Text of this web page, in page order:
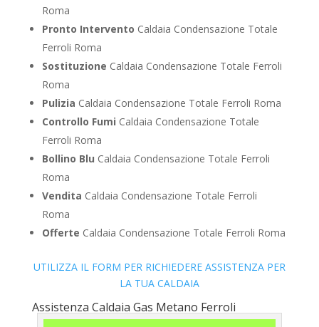
Roma
Pronto Intervento Caldaia Condensazione Totale
Ferroli Roma
Sostituzione Caldaia Condensazione Totale Ferroli
Roma
Pulizia Caldaia Condensazione Totale Ferroli Roma
Controllo Fumi Caldaia Condensazione Totale
Ferroli Roma
Bollino Blu Caldaia Condensazione Totale Ferroli
Roma
Vendita Caldaia Condensazione Totale Ferroli
Roma
Offerte Caldaia Condensazione Totale Ferroli Roma
UTILIZZA IL FORM PER RICHIEDERE ASSISTENZA PER
LA TUA CALDAIA
Assistenza Caldaia Gas Metano Ferroli